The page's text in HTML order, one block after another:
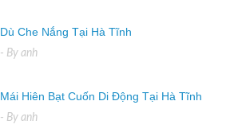
Dù Che Nắng Tại Hà Tĩnh
- By anh
Mái Hiên Bạt Cuốn Di Động Tại Hà Tĩnh
- By anh